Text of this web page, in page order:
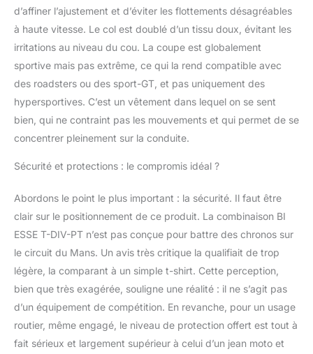
d’affiner l’ajustement et d’éviter les flottements désagréables
à haute vitesse. Le col est doublé d’un tissu doux, évitant les
irritations au niveau du cou. La coupe est globalement
sportive mais pas extrême, ce qui la rend compatible avec
des roadsters ou des sport-GT, et pas uniquement des
hypersportives. C’est un vêtement dans lequel on se sent
bien, qui ne contraint pas les mouvements et qui permet de se
concentrer pleinement sur la conduite.
Sécurité et protections : le compromis idéal ?
Abordons le point le plus important : la sécurité. Il faut être
clair sur le positionnement de ce produit. La combinaison BI
ESSE T-DIV-PT n’est pas conçue pour battre des chronos sur
le circuit du Mans. Un avis très critique la qualifiait de trop
légère, la comparant à un simple t-shirt. Cette perception,
bien que très exagérée, souligne une réalité : il ne s’agit pas
d’un équipement de compétition. En revanche, pour un usage
routier, même engagé, le niveau de protection offert est tout à
fait sérieux et largement supérieur à celui d’un jean moto et